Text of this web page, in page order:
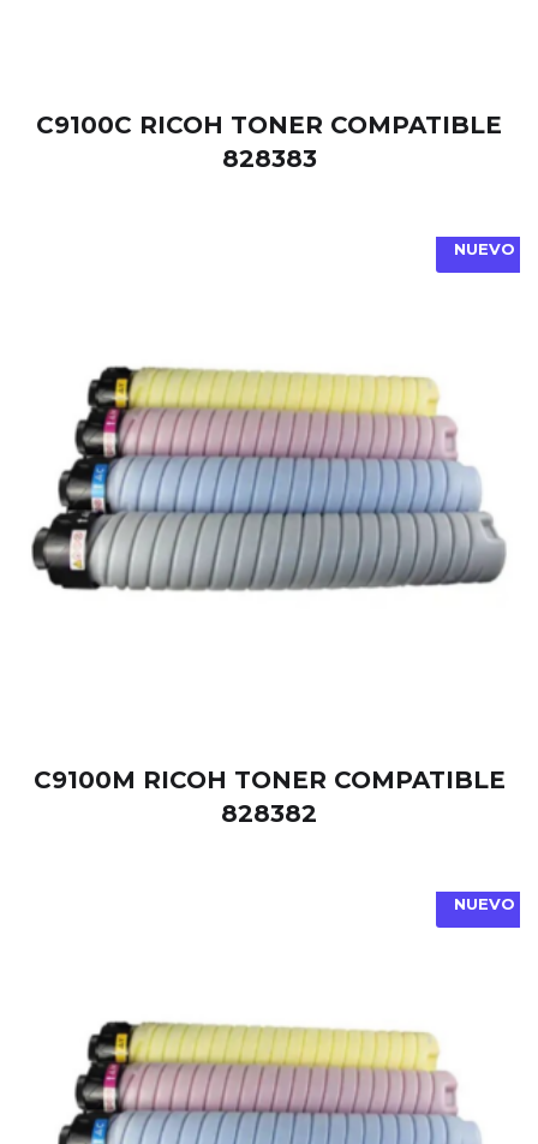
C9100C RICOH TONER COMPATIBLE
828383
NUEVO
C9100M RICOH TONER COMPATIBLE
828382
NUEVO